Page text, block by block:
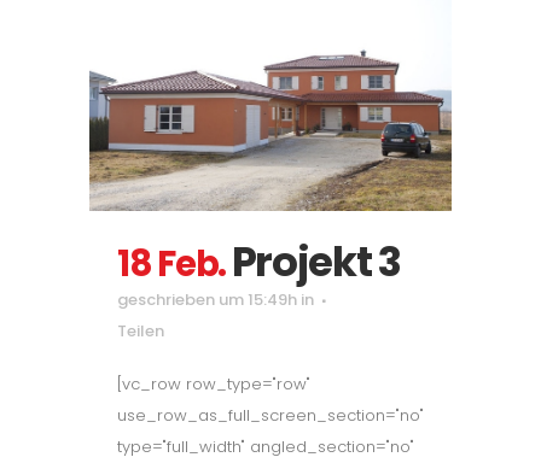
18 Feb.Projekt 3
geschrieben um 15:49h in
Teilen
[vc_row row_type="row"
use_row_as_full_screen_section="no"
type="full_width" angled_section="no"